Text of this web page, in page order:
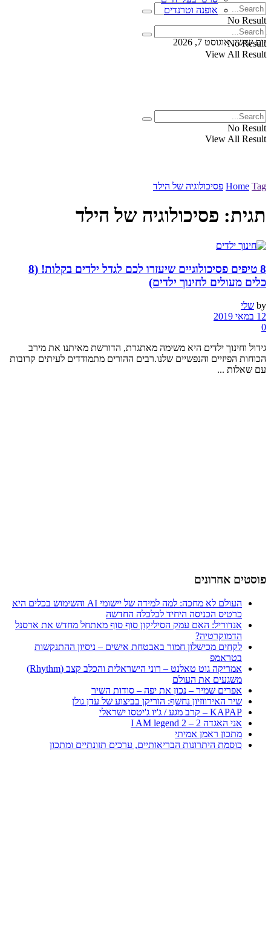
No Result
View All Result
יום שישי, אוגוסט 7, 2026
אופנה וטרנדים
No Result
View All Result
No Result
View All Result
Home Tag פסיכולוגיה של הילד
תגית: פסיכולוגיה של הילד
8 טיפים פסיכולוגיים שיעזרו לכם לגדל ילדים בקלות! (8
כלים מעולים לחינוך ילדים)
by שלי
12 במאי 2019
0
גידול וחינוך ילדים היא משימה מאתגרת, הדורשת מאיתנו את מירב
הכוחות הפיזיים והנפשיים שלנו.רבים ההורים מתמודדים לעיתים קרובות
עם שאלות ...
פוסטים אחרונים
העולם לא מחכה: למה למידה של יישומי AI והשימוש בכלים היא
כרטיס הכניסה היחיד לכלכלה החדשה
אנדוריל: האם עמק הסיליקון סוף סוף מאתחל מחדש את ארסנל
הדמוקרטיה?
לקחים מכישלון חמור באבטחת אישים – ניסיון ההתנקשות
בטראמפ
אמריקה גוט טאלנט – רוני הישראלית והכלב קצב (Rhythm)
משגעים את העולם
אפרים שמיר – נכון את יפה – סודות השיר
שיר האירווזיון נחשף: הוריקן בביצוע של עדן גולן
KAPAP – קרב מגע / ג'יו ג'יטסו ישראלי
אני האגדה 2 – I AM legend 2
מתכון ראמן אמיתי
כוסמת היתרונות הבריאותיים, ערכים תזונתיים ומתכון